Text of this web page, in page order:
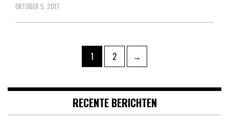
OKTOBER 5, 2017
Pagina
1 Pagina
2 →
RECENTE BERICHTEN